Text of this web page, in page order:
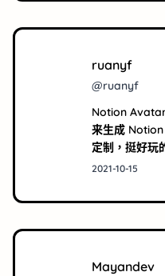
ruanyf
@ruanyf
Notion
来生成
定制，挺好玩
2021-10-15
Mayandev